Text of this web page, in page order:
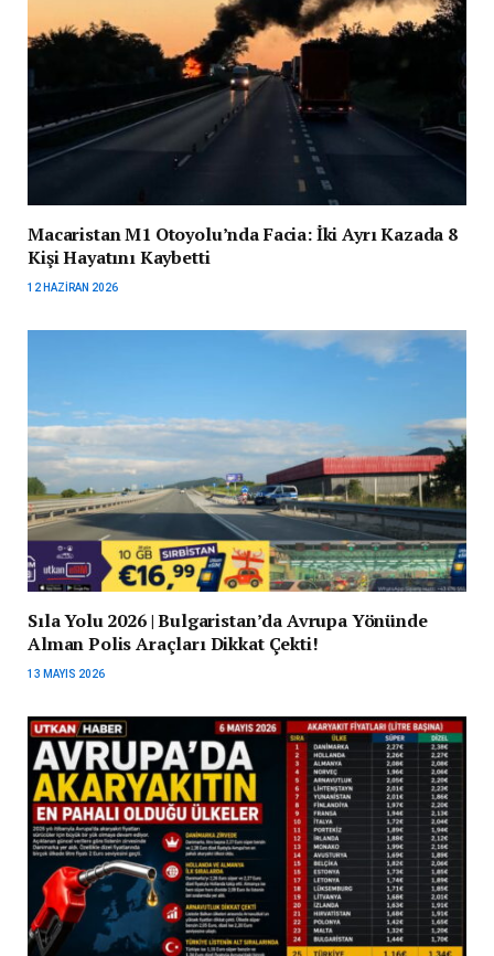
Macaristan M1 Otoyolu’nda Facia: İki Ayrı Kazada 8
Kişi Hayatını Kaybetti
12 HAZIRAN 2026
Sıla Yolu 2026 | Bulgaristan’da Avrupa Yönünde
Alman Polis Araçları Dikkat Çekti!
13 MAYIS 2026